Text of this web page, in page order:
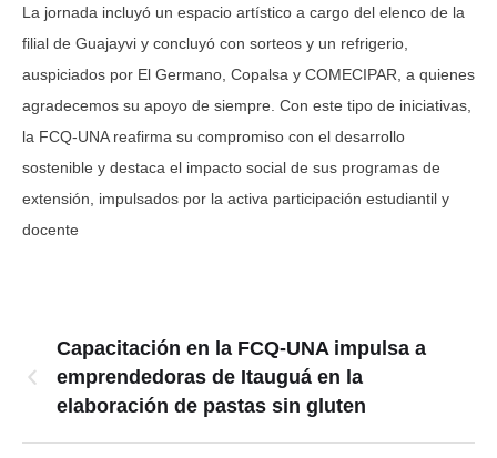
La jornada incluyó un espacio artístico a cargo del elenco de la
filial de Guajayvi y concluyó con sorteos y un refrigerio,
auspiciados por El Germano, Copalsa y COMECIPAR, a quienes
agradecemos su apoyo de siempre. Con este tipo de iniciativas,
la FCQ-UNA reafirma su compromiso con el desarrollo
sostenible y destaca el impacto social de sus programas de
extensión, impulsados por la activa participación estudiantil y
docente
Capacitación en la FCQ-UNA impulsa a
emprendedoras de Itauguá en la
elaboración de pastas sin gluten